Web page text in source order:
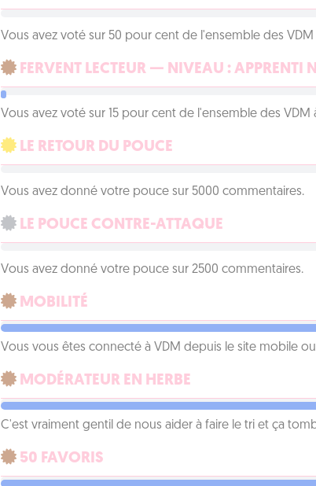
Vous avez voté sur 50 pour cent de l'ensemble des VDM
FERVENT LECTEUR — NIVEAU : APPRENTI
Vous avez voté sur 15 pour cent de l'ensemble des VDM
LE RETOUR DU POUCE
Vous avez donné votre pouce sur 5000 commentaires.
LE POUCE CONTRE-ATTAQUE
Vous avez donné votre pouce sur 2500 commentaires.
MOBILITÉ
Vous vous êtes connecté à VDM depuis le site mobile
MODÉRATEUR EN HERBE
C'est vraiment gentil de nous aider à faire le tri et ça
50 FAVORIS